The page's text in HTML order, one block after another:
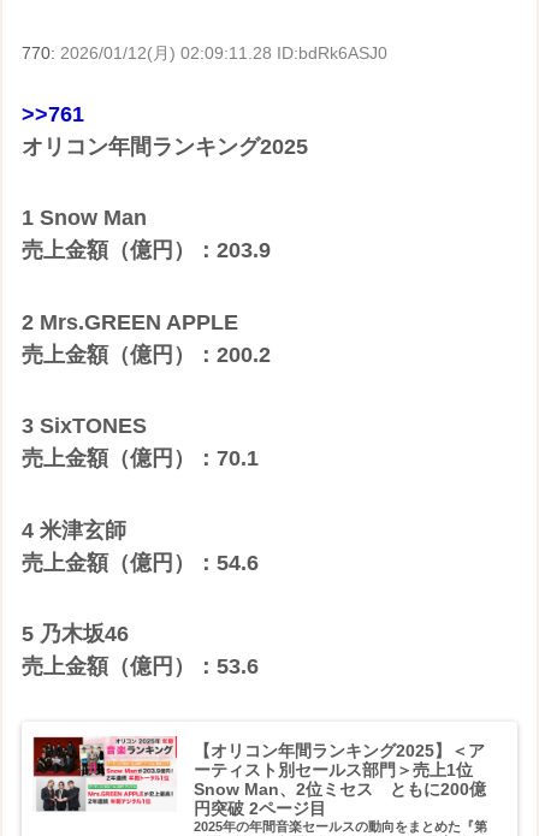
770: 2026/01/12(月) 02:09:11.28 ID:bdRk6ASJ0
>>761
オリコン年間ランキング2025
1 Snow Man
売上金額（億円）：203.9
2 Mrs.GREEN APPLE
売上金額（億円）：200.2
3 SixTONES
売上金額（億円）：70.1
4 米津玄師
売上金額（億円）：54.6
5 乃木坂46
売上金額（億円）：53.6
【オリコン年間ランキング2025】＜ア
ーティスト別セールス部門＞売上1位
Snow Man、2位ミセス ともに200億
円突破 2ページ目
2025年の年間音楽セールスの動向をまとめた『第